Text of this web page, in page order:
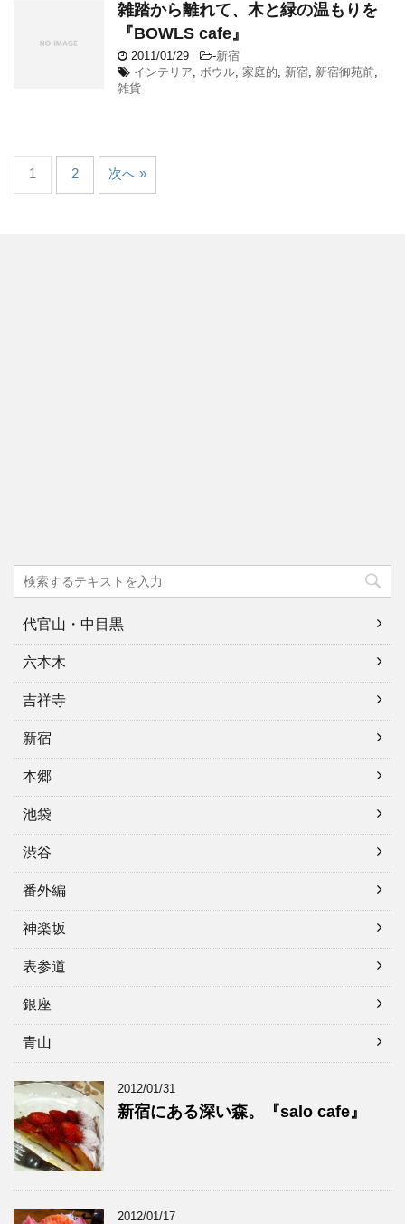
雑踏から離れて、木と緑の温もりを
『BOWLS cafe』
2011/01/29 -新宿
インテリア, ボウル, 家庭的, 新宿, 新宿御苑前,
雑貨
1 2 次へ »
代官山・中目黒
六本木
吉祥寺
新宿
本郷
池袋
渋谷
番外編
神楽坂
表参道
銀座
青山
2012/01/31
新宿にある深い森。『salo cafe』
2012/01/17